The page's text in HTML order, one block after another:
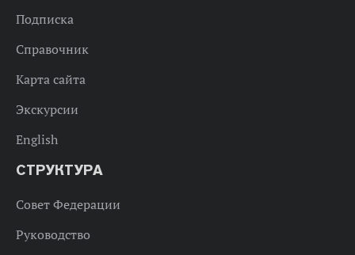
Подписка
Справочник
Карта сайта
Экскурсии
English
СТРУКТУРА
Совет Федерации
Руководство